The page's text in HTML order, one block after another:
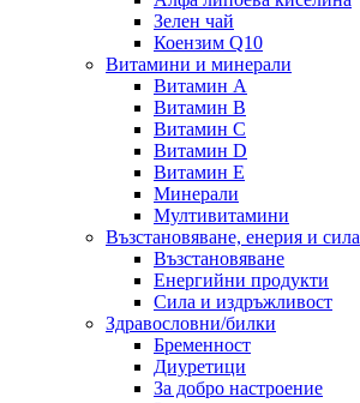
Зелен чай
Коензим Q10
Витамини и минерали
Витамин А
Витамин B
Витамин C
Витамин D
Витамин E
Минерали
Мултивитамини
Възстановяване, енерия и сила
Възстановяване
Енергийни продукти
Сила и издръжливост
Здравословни/билки
Бременност
Диуретици
За добро настроение